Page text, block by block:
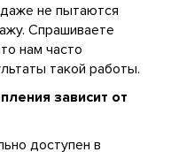
не пытаются
Спрашиваете
нам часто
такой работы.
зависит от
доступен в